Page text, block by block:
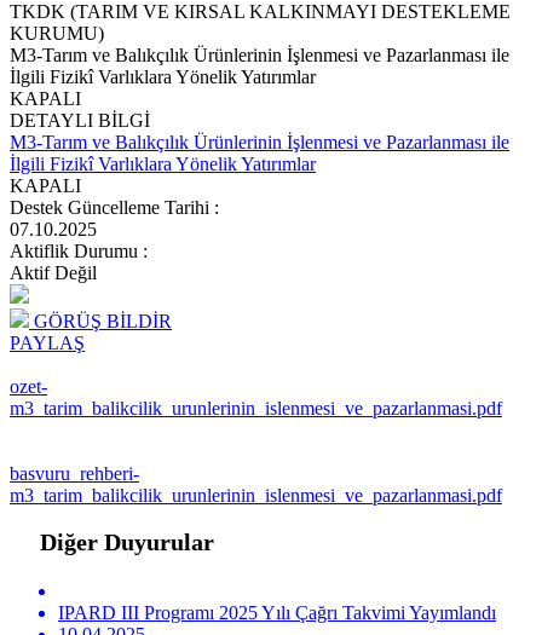
TKDK (TARIM VE KIRSAL KALKINMAYI DESTEKLEME
KURUMU)
M3-Tarım ve Balıkçılık Ürünlerinin İşlenmesi ve Pazarlanması ile
İlgili Fizikî Varlıklara Yönelik Yatırımlar
KAPALI
DETAYLI BİLGİ
M3-Tarım ve Balıkçılık Ürünlerinin İşlenmesi ve Pazarlanması ile
İlgili Fizikî Varlıklara Yönelik Yatırımlar
KAPALI
Destek Güncelleme Tarihi :
07.10.2025
Aktiflik Durumu :
Aktif Değil
GÖRÜŞ BİLDİR
PAYLAŞ
ozet-
m3_tarim_balikcilik_urunlerinin_islenmesi_ve_pazarlanmasi.pdf
basvuru_rehberi-
m3_tarim_balikcilik_urunlerinin_islenmesi_ve_pazarlanmasi.pdf
Diğer Duyurular
IPARD III Programı 2025 Yılı Çağrı Takvimi Yayımlandı